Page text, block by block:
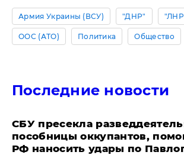
Армия Украины (ВСУ) "ДНР"
ООС (АТО) Политика Общество
Последние новости
СБУ пресекла
пособницы оккупантов,
РФ наносить удары по